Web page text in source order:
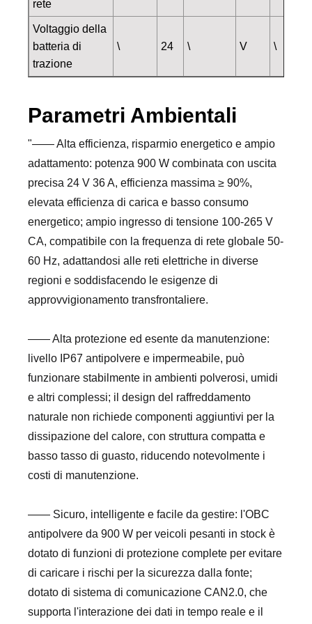
rete
Voltaggio della
batteria di
trazione
\ 24 \ V \
Parametri Ambientali
"—— Alta efficienza, risparmio energetico e ampio
adattamento: potenza 900 W combinata con uscita
precisa 24 V 36 A, efficienza massima ≥ 90%,
elevata efficienza di carica e basso consumo
energetico; ampio ingresso di tensione 100-265 V
CA, compatibile con la frequenza di rete globale 50-
60 Hz, adattandosi alle reti elettriche in diverse
regioni e soddisfacendo le esigenze di
approvvigionamento transfrontaliere.
—— Alta protezione ed esente da manutenzione:
livello IP67 antipolvere e impermeabile, può
funzionare stabilmente in ambienti polverosi, umidi
e altri complessi; il design del raffreddamento
naturale non richiede componenti aggiuntivi per la
dissipazione del calore, con struttura compatta e
basso tasso di guasto, riducendo notevolmente i
costi di manutenzione.
—— Sicuro, intelligente e facile da gestire: l'OBC
antipolvere da 900 W per veicoli pesanti in stock è
dotato di funzioni di protezione complete per evitare
di caricare i rischi per la sicurezza dalla fonte;
dotato di sistema di comunicazione CAN2.0, che
supporta l'interazione dei dati in tempo reale e il